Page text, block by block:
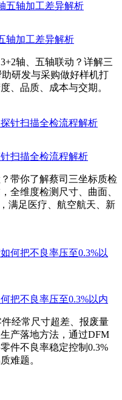
轴加工差异解析
轴、五轴联动？详解三
研发与采购做好样机打
、品质、成本与交期。
扫描全检流程解析
带你了解蔡司三坐标质检
全维度检测尺寸、曲面、
满足医疗、航空航天、新
把不良率压至0.3%以内
经常尺寸超差、报废量
产落地方法，通过DFM
件不良率稳定控制0.3%
难题。